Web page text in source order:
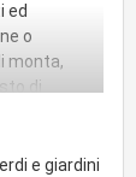
ed
o
monta,
di
di
soci.e giardini